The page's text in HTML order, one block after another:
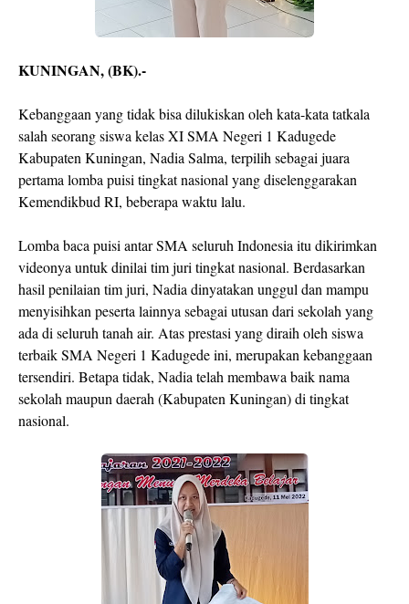
KUNINGAN, (BK).-
Kebanggaan yang tidak bisa dilukiskan oleh kata-kata tatkala
salah seorang siswa kelas XI SMA Negeri 1 Kadugede
Kabupaten Kuningan, Nadia Salma, terpilih sebagai juara
pertama lomba puisi tingkat nasional yang diselenggarakan
Kemendikbud RI, beberapa waktu lalu.
Lomba baca puisi antar SMA seluruh Indonesia itu dikirimkan
videonya untuk dinilai tim juri tingkat nasional. Berdasarkan
hasil penilaian tim juri, Nadia dinyatakan unggul dan mampu
menyisihkan peserta lainnya sebagai utusan dari sekolah yang
ada di seluruh tanah air. Atas prestasi yang diraih oleh siswa
terbaik SMA Negeri 1 Kadugede ini, merupakan kebanggaan
tersendiri. Betapa tidak, Nadia telah membawa baik nama
sekolah maupun daerah (Kabupaten Kuningan) di tingkat
nasional.